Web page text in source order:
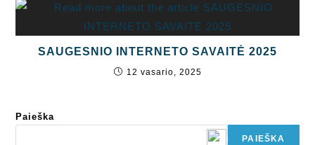
SAUGESNIO INTERNETO SAVAITĖ 2025
12 vasario, 2025
Paieška
PAIEŠKA